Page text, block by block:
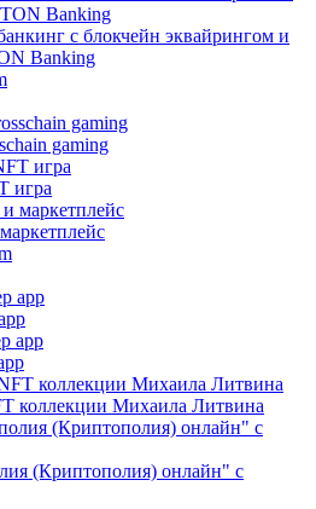
с блокчейн эквайрингом и
Banking
gaming
игра
коллекции Михаила Литвина
(Криптополия) онлайн" с